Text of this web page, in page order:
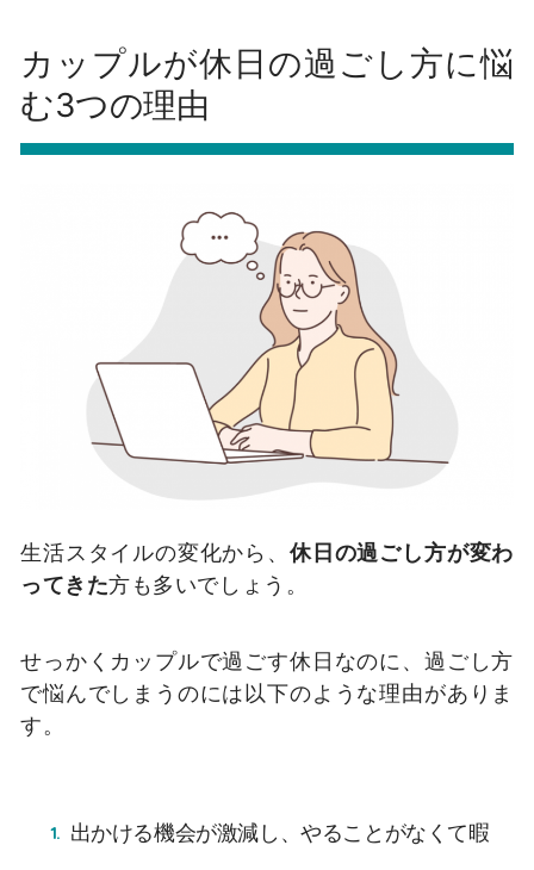
カップルが休日の過ごし方に悩
む3つの理由
生活スタイルの変化から、 休日の過ごし方が変わ
ってきた方も多いでしょう。
せっかくカップルで過ごす休日なのに、過ごし方
で悩んでしまうのには以下のような理由がありま
す。
出かける機会が激減し、やることがなくて暇